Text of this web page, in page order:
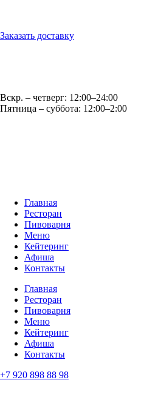
Заказать доставку
Вскр. – четверг: 12:00–24:00
Пятница – суббота: 12:00–2:00
Главная
Ресторан
Пивоварня
Меню
Кейтеринг
Афиша
Контакты
Главная
Ресторан
Пивоварня
Меню
Кейтеринг
Афиша
Контакты
+7 920 898 88 98